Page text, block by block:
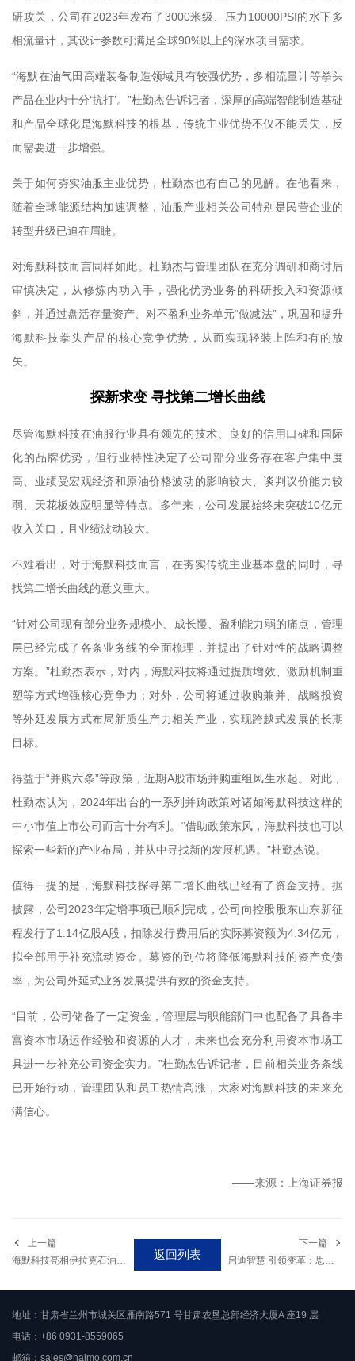
研攻关，公司在2023年发布了3000米级、压力10000PSI的水下多
相流量计，其设计参数可满足全球90%以上的深水项目需求。
“海默在油气田高端装备制造领域具有较强优势，多相流量计等拳头
产品在业内十分‘抗打’。”杜勤杰告诉记者，深厚的高端智能制造基础
和产品全球化是海默科技的根基，传统主业优势不仅不能丢失，反
而需要进一步增强。
关于如何夯实油服主业优势，杜勤杰也有自己的见解。在他看来，
随着全球能源结构加速调整，油服产业相关公司特别是民营企业的
转型升级已迫在眉睫。
对海默科技而言同样如此。杜勤杰与管理团队在充分调研和商讨后
审慎决定，从修炼内功入手，强化优势业务的科研投入和资源倾
斜，并通过盘活存量资产、对不盈利业务单元“做减法”，巩固和提升
海默科技拳头产品的核心竞争优势，从而实现轻装上阵和有的放
矢。
探新求变 寻找第二增长曲线
尽管海默科技在油服行业具有领先的技术、良好的信用口碑和国际
化的品牌优势，但行业特性决定了公司部分业务存在客户集中度
高、业绩受宏观经济和原油价格波动的影响较大、谈判议价能力较
弱、天花板效应明显等特点。多年来，公司发展始终未突破10亿元
收入关口，且业绩波动较大。
不难看出，对于海默科技而言，在夯实传统主业基本盘的同时，寻
找第二增长曲线的意义重大。
“针对公司现有部分业务规模小、成长慢、盈利能力弱的痛点，管理
层已经完成了各条业务线的全面梳理，并提出了针对性的战略调整
方案。”杜勤杰表示，对内，海默科技将通过提质增效、激励机制重
塑等方式增强核心竞争力；对外，公司将通过收购兼并、战略投资
等外延发展方式布局新质生产力相关产业，实现跨越式发展的长期
目标。
得益于“并购六条”等政策，近期A股市场并购重组风生水起。对此，
杜勤杰认为，2024年出台的一系列并购政策对诸如海默科技这样的
中小市值上市公司而言十分有利。“借助政策东风，海默科技也可以
探索一些新的产业布局，并从中寻找新的发展机遇。”杜勤杰说。
值得一提的是，海默科技探寻第二增长曲线已经有了资金支持。据
披露，公司2023年定增事项已顺利完成，公司向控股股东山东新征
程发行了1.14亿股A股，扣除发行费用后的实际募资额为4.34亿元，
拟全部用于补充流动资金。募资的到位将降低海默科技的资产负债
率，为公司外延式业务发展提供有效的资金支持。
“目前，公司储备了一定资金，管理层与职能部门中也配备了具备丰
富资本市场运作经验和资源的人才，未来也会充分利用资本市场工
具进一步补充公司资金实力。”杜勤杰告诉记者，目前相关业务条线
已开始行动，管理团队和员工热情高涨，大家对海默科技的未来充
满信心。
——来源：上海证券报
上一篇
海默科技亮相伊拉克石油天然气展览会
返回列表
下一篇
启迪智慧 引领变革：思坦仪器举办管理能力提升的三项技能专项培训
地址：甘肃省兰州市城关区雁南路571 号甘肃农垦总部经济大厦A 座19 层
电话：+86 0931-8559065
邮箱： sales@haimo.com.cn